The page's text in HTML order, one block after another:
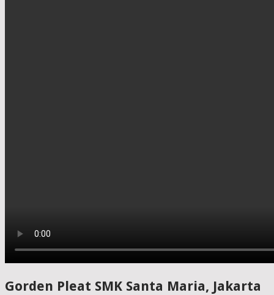
Gorden Pleat SMK Santa Maria, Jakarta